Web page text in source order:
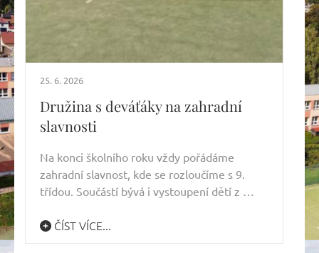
25. 6. 2026
Družina s deváťáky na zahradní
slavnosti
Na konci školního roku vždy pořádáme
zahradní slavnost, kde se rozloučíme s 9.
třídou. Součástí bývá i vystoupení dětí z …
ČÍST VÍCE...